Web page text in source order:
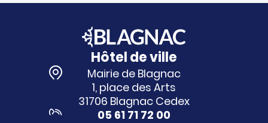
Hôtel de ville
Mairie de Blagnac
1, place des Arts
31706 Blagnac Cedex
05 61 71 72 00